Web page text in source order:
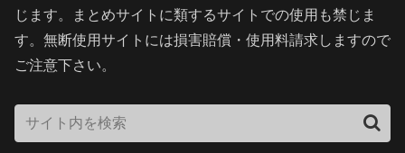
じます。まとめサイトに類するサイトでの使用も禁じま
す。無断使用サイトには損害賠償・使用料請求しますので
ご注意下さい。